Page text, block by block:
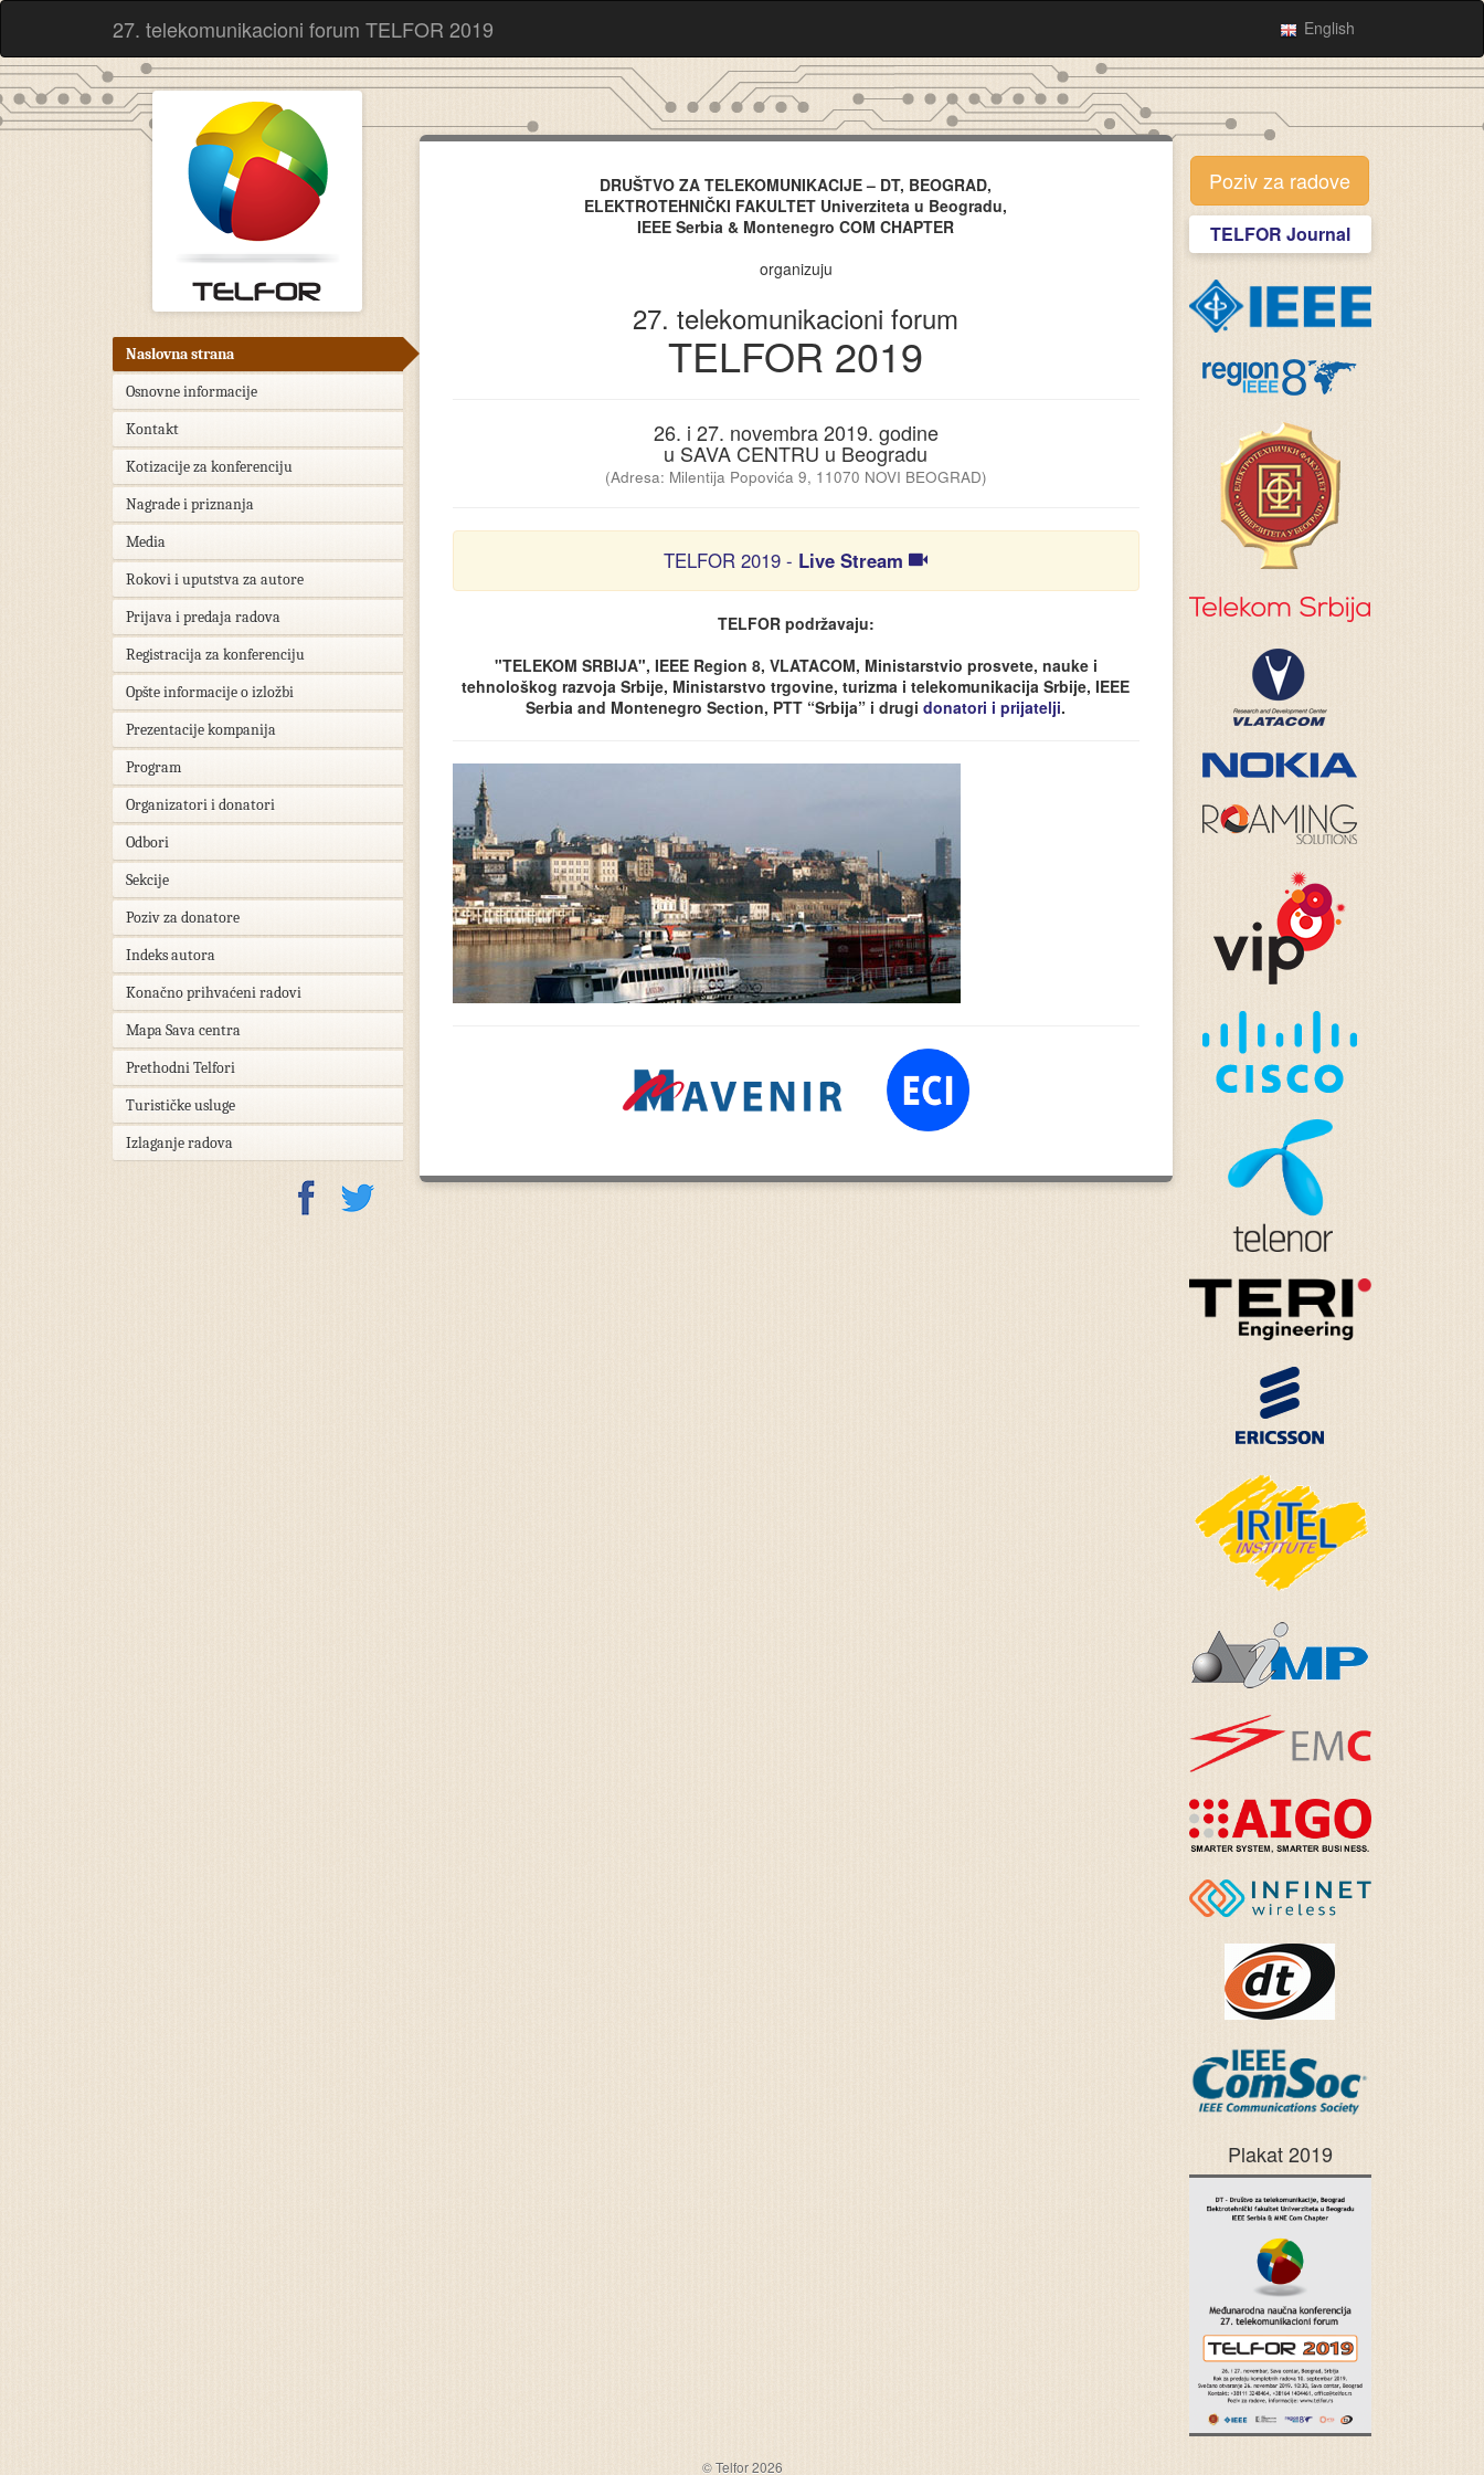
27. telekomunikacioni forum TELFOR 2019 English
Naslovna strana
Osnovne informacije
Kontakt
Kotizacije za konferenciju
Nagrade i priznanja
Media
Rokovi i uputstva za autore
Prijava i predaja radova
Registracija za konferenciju
Opšte informacije o izložbi
Prezentacije kompanija
Program
Organizatori i donatori
Odbori
Sekcije
Poziv za donatore
Indeks autora
Konačno prihvaćeni radovi
Mapa Sava centra
Prethodni Telfori
Turističke usluge
Izlaganje radova
DRUŠTVO ZA TELEKOMUNIKACIJE – DT, BEOGRAD,
ELEKTROTEHNIČKI FAKULTET Univerziteta u Beogradu,
IEEE Serbia & Montenegro COM CHAPTER
organizuju
27. telekomunikacioni forum
TELFOR 2019
26. i 27. novembra 2019. godine
u SAVA CENTRU u Beogradu
(Adresa: Milentija Popovića 9, 11070 NOVI BEOGRAD)
TELFOR 2019 - Live Stream
TELFOR podržavaju:
"TELEKOM SRBIJA", IEEE Region 8, VLATACOM, Ministarstvio prosvete, nauke i
tehnološkog razvoja Srbije, Ministarstvo trgovine, turizma i telekomunikacija Srbije, IEEE
Serbia and Montenegro Section, PTT “Srbija” i drugidonatori i prijatelji.
Poziv za radove
TELFOR Journal
Plakat 2019
© Telfor 2026